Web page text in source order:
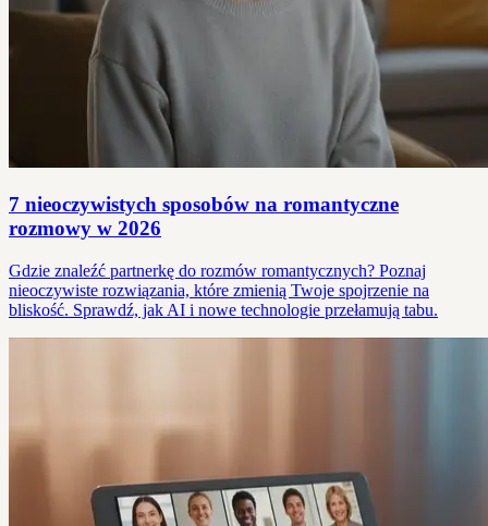
7 nieoczywistych sposobów na romantyczne
rozmowy w 2026
Gdzie znaleźć partnerkę do rozmów romantycznych? Poznaj
nieoczywiste rozwiązania, które zmienią Twoje spojrzenie na
bliskość. Sprawdź, jak AI i nowe technologie przełamują tabu.